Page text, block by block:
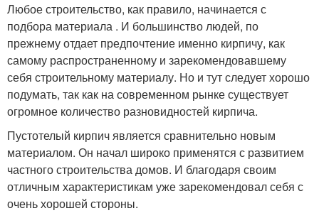
Любое строительство, как правило, начинается с
подбора материала . И большинство людей, по
прежнему отдает предпочтение именно кирпичу, как
самому распространенному и зарекомендовавшему
себя строительному материалу. Но и тут следует хорошо
подумать, так как на современном рынке существует
огромное количество разновидностей кирпича.
Пустотелый кирпич является сравнительно новым
материалом. Он начал широко применятся с развитием
частного строительства домов. И благодаря своим
отличным характеристикам уже зарекомендовал себя с
очень хорошей стороны.